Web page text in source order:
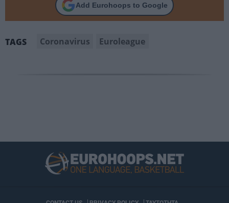
Add Eurohoops to Google
TAGS Coronavirus Euroleague